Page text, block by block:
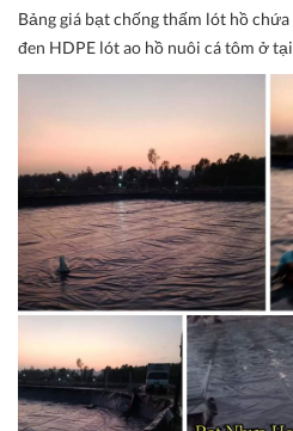
Bảng giá bạt chống thấm lót hồ
đen HDPE lót ao hồ nuôi cá tôm ở